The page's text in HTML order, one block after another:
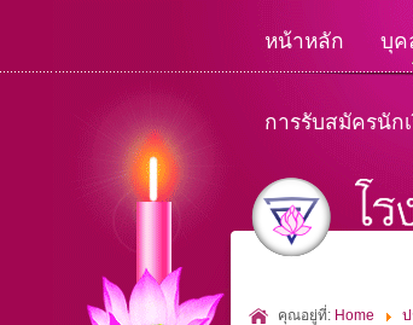
หน้าหลัก บุค
การรับสมัครนัก
คุณอยู่ที่: Home ป